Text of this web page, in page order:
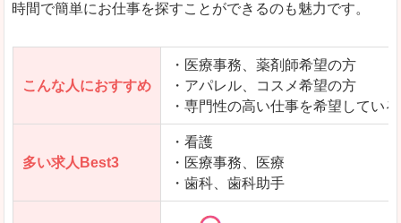
時間で簡単にお仕事を探すことができるのも魅力です。
こんな人におすすめ
・医療事務、薬剤師希望の方
・アパレル、コスメ希望の方
・専門性の高い仕事を希望してい
多い求人Best3
・看護
・医療事務、医療
・歯科、歯科助手